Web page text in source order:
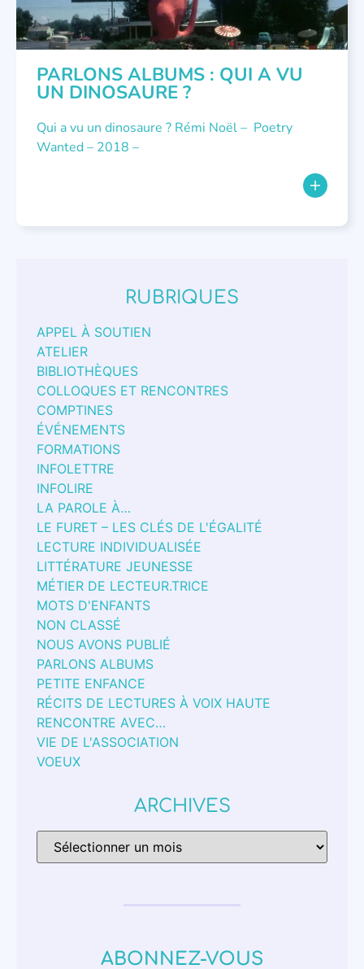
PARLONS ALBUMS : QUI A VU
UN DINOSAURE ?
Qui a vu un dinosaure ? Rémi Noël – Poetry
Wanted – 2018 –
RUBRIQUES
APPEL À SOUTIEN
ATELIER
BIBLIOTHÈQUES
COLLOQUES ET RENCONTRES
COMPTINES
ÉVÉNEMENTS
FORMATIONS
INFOLETTRE
INFOLIRE
LA PAROLE À…
LE FURET – LES CLÉS DE L'ÉGALITÉ
LECTURE INDIVIDUALISÉE
LITTÉRATURE JEUNESSE
MÉTIER DE LECTEUR.TRICE
MOTS D'ENFANTS
NON CLASSÉ
NOUS AVONS PUBLIÉ
PARLONS ALBUMS
PETITE ENFANCE
RÉCITS DE LECTURES À VOIX HAUTE
RENCONTRE AVEC…
VIE DE L'ASSOCIATION
VOEUX
ARCHIVES
ABONNEZ-VOUS